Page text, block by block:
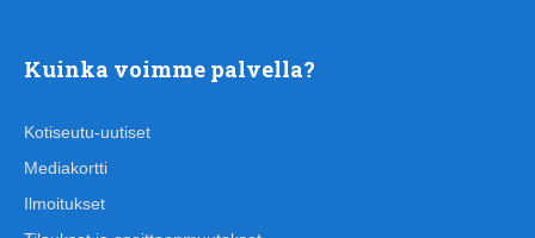
Kuinka voimme palvella?
Kotiseutu-uutiset
Mediakortti
Ilmoitukset